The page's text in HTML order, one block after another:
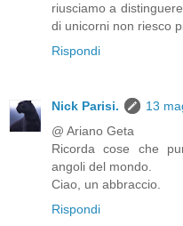
riusciamo a
di unicorni non riesco
Rispondi
Nick Parisi.
13
@ Ariano Geta
Ricorda cose che
angoli del mondo.
Ciao, un abbraccio.
Rispondi